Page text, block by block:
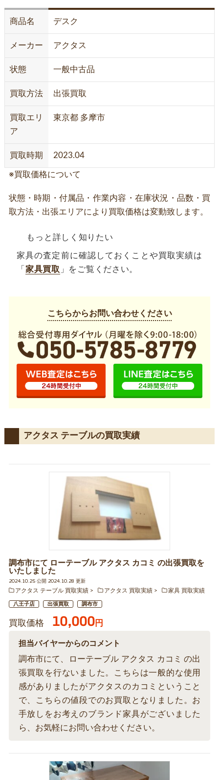
商品名 デスク
メーカー アクタス
状態 一般中古品
買取方法 出張買取
買取エリ
ア
東京都 多摩市
買取時期 2023.04
※買取価格について
状態・時期・付属品・作業内容・在庫状況・品数・買
取方法・出張エリアにより買取価格は変動致します。
もっと詳しく知りたい
家具の査定前に確認しておくことや買取実績は
「 家具買取 」をご覧ください。
こちらからお問い合わせください
アクタス テーブルの買取実績
調布市にて ローテーブル アクタス カコミ の出張買取を
いたしました
2024.10.25 公開 2024.10.28 更新
アクタス テーブル 買取実績
アクタス 買取実績 家具 買取実績
八王子店 出張買取 調布市
買取価格 10,000円
担当バイヤーからのコメント
調布市にて、ローテーブル アクタス カコミ の出
張買取を行ないました。こちらは一般的な使用
感がありましたがアクタスのカコミということ
で、こちらの値段でのお買取となりました。お
手放しをお考えのブランド家具がございました
ら、お気軽にお問い合わせください。